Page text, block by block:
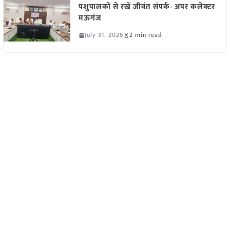
पशुपालकों से रखें जीवंत संपर्क- अपर कलेक्टर
मऊगंज
July 31, 2026 2 min read